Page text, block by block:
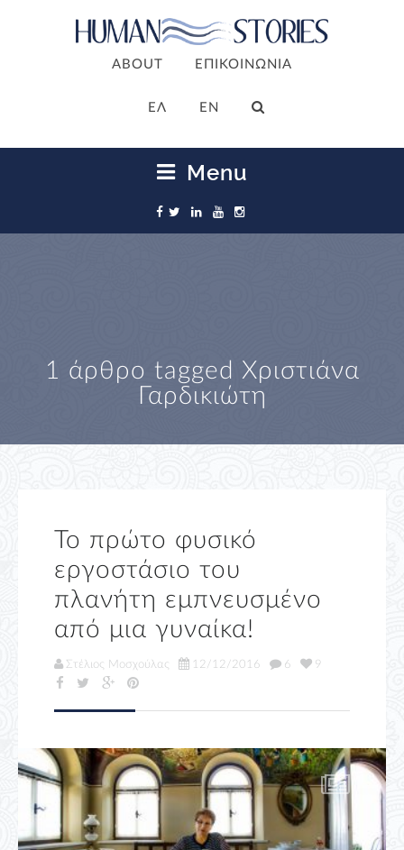
ABOUT ΕΠΙΚΟΙΝΩΝΙΑ
ΕΛ EN
Menu
1 άρθρο tagged Χριστιάνα
Γαρδικιώτη
Το πρώτο φυσικό
εργοστάσιο του
πλανήτη εμπνευσμένο
από μια γυναίκα!
Στέλιος Μοσχούλας 12/12/2016 6 9